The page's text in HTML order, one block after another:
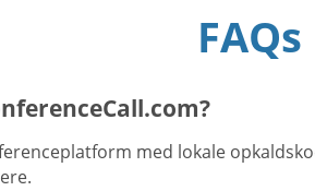
FAQs
med lokale